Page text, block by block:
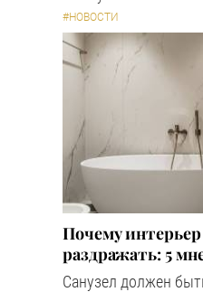
#НОВОСТИ
Почему
раздражать: 5
Санузел должен